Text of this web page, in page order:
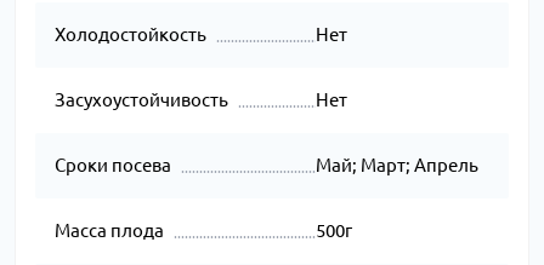
Холодостойкость Нет
Засухоустойчивость Нет
Сроки посева Май; Март; Апрель
Масса плода 500г